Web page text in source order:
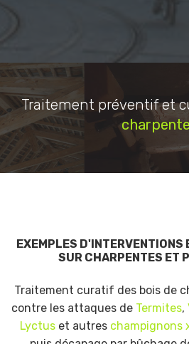
Traitement préventif et
EXEMPLES D'INTERVENTIONS
SUR CHARPENTES ET
Traitement curatif des bois de
contre les attaques de Termites,
Lyctus et autres champignons